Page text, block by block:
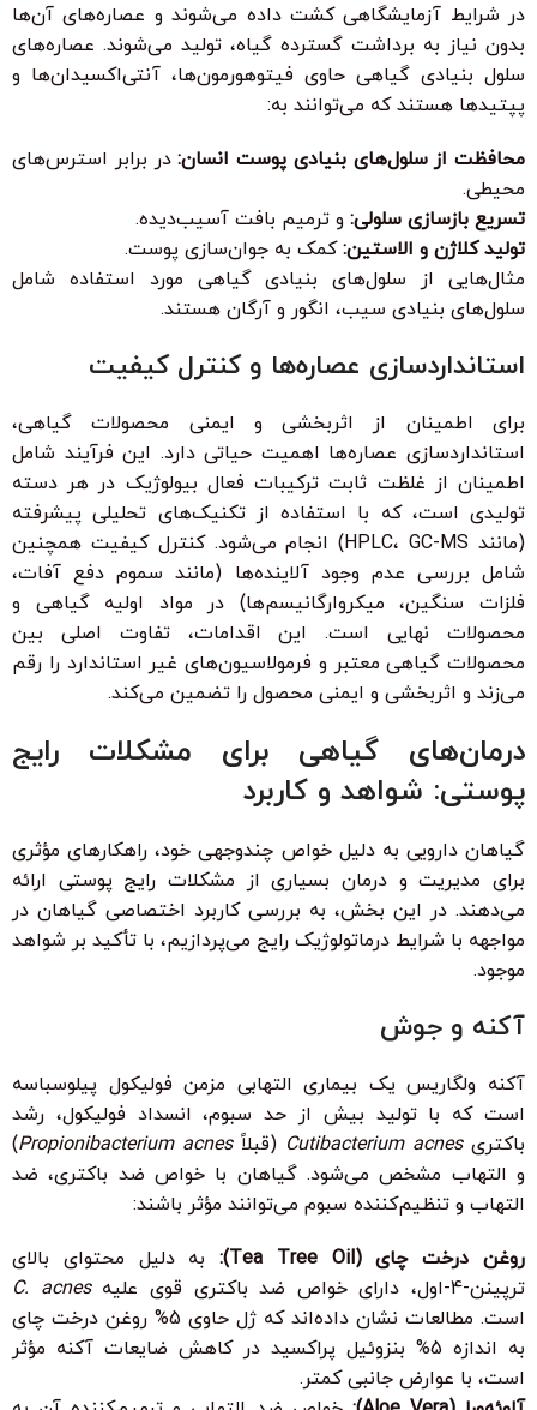
در شرایط آزمایشگاهی کشت داده می‌شوند و عصاره‌های آن‌ها
بدون نیاز به برداشت گسترده گیاه، تولید می‌شوند. عصاره‌های
سلول بنیادی گیاهی حاوی فیتوهورمون‌ها، آنتی‌اکسیدان‌ها و
پپتیدها هستند که می‌توانند به:
محافظت از سلول‌های بنیادی پوست انسان:در برابر استرس‌های
محیطی.
تسریع بازسازی سلولی: و ترمیم بافت آسیب‌دیده.
تولید کلاژن و الاستین:کمک به جوان‌سازی پوست.
مثال‌هایی از سلول‌های بنیادی گیاهی مورد استفاده شامل
سلول‌های بنیادی سیب، انگور و آرگان هستند.
استانداردسازی عصاره‌ها و کنترل کیفیت
برای اطمینان از اثربخشی و ایمنی محصولات گیاهی،
استانداردسازی عصاره‌ها اهمیت حیاتی دارد. این فرآیند شامل
اطمینان از غلظت ثابت ترکیبات فعال بیولوژیک در هر دسته
تولیدی است، که با استفاده از تکنیک‌های تحلیلی پیشرفته
(مانند HPLC، GC-MS) انجام می‌شود. کنترل کیفیت همچنین
شامل بررسی عدم وجود آلاینده‌ها (مانند سموم دفع آفات،
فلزات سنگین، میکروارگانیسم‌ها) در مواد اولیه گیاهی و
محصولات نهایی است. این اقدامات، تفاوت اصلی بین
محصولات گیاهی معتبر و فرمولاسیون‌های غیر استاندارد را رقم
می‌زند و اثربخشی و ایمنی محصول را تضمین می‌کند.
درمان‌های گیاهی برای مشکلات رایج
پوستی: شواهد و کاربرد
گیاهان دارویی به دلیل خواص چندوجهی خود، راهکارهای مؤثری
برای مدیریت و درمان بسیاری از مشکلات رایج پوستی ارائه
می‌دهند. در این بخش، به بررسی کاربرد اختصاصی گیاهان در
مواجهه با شرایط درماتولوژیک رایج می‌پردازیم، با تأکید بر شواهد
موجود.
آکنه و جوش
آکنه ولگاریس یک بیماری التهابی مزمن فولیکول پیلوسباسه
است که با تولید بیش از حد سبوم، انسداد فولیکول، رشد
باکتریCutibacterium acnes (قبلاًPropionibacterium acnes
)
و التهاب مشخص می‌شود. گیاهان با خواص ضد باکتری، ضد
التهاب و تنظیم‌کننده سبوم می‌توانند مؤثر باشند:
روغن درخت چای (Tea Tree Oil):
به دلیل محتوای بالای
ترپینن-4-اول، دارای خواص ضد باکتری قوی علیه
C. acnes
است. مطالعات نشان داده‌اند که ژل حاوی 5% روغن درخت چای
به اندازه 5% بنزوئیل پراکسید در کاهش ضایعات آکنه مؤثر
است، با عوارض جانبی کمتر.